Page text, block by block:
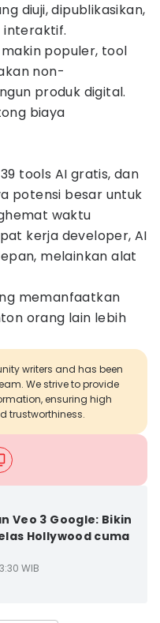
diuji, dipublikasikan,
interaktif.
populer, tool
non-
produk digital.
biaya
tools AI gratis, dan
potensi besar untuk
waktu
kerja developer, AI
melainkan alat
memanfaatkan
orang lain lebih
writers and has been
We strive to provide
ensuring high
trustworthiness.
Veo 3 Google: Bikin
Hollywood cuma
WIB